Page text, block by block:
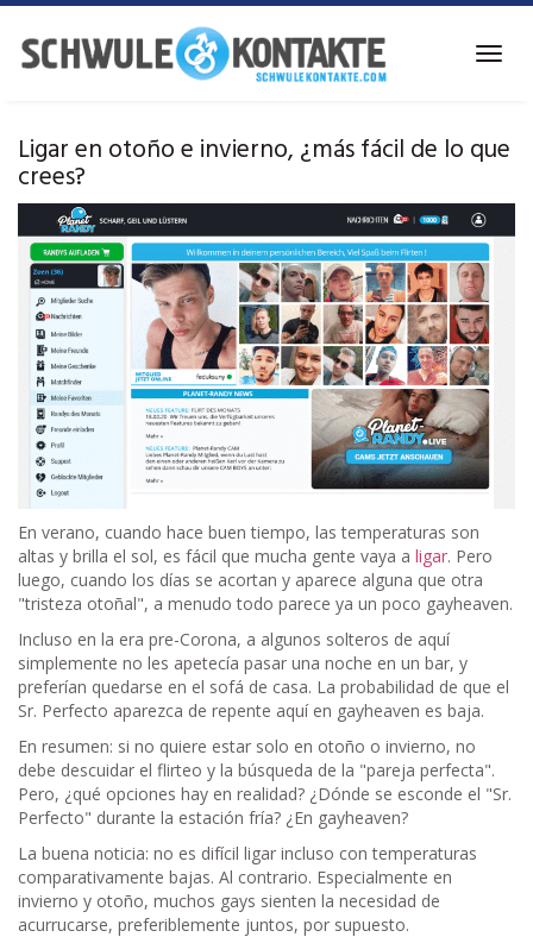
Ir
contenido
Ligar en otoño e invierno, ¿más fácil de lo que
crees?
En verano, cuando hace buen tiempo, las temperaturas son
altas y brilla el sol, es fácil que mucha gente vaya a ligar. Pero
luego, cuando los días se acortan y aparece alguna que otra
"tristeza otoñal", a menudo todo parece ya un poco gayheaven.
Incluso en la era pre-Corona, a algunos solteros de aquí
simplemente no les apetecía pasar una noche en un bar, y
preferían quedarse en el sofá de casa. La probabilidad de que el
Sr. Perfecto aparezca de repente aquí en gayheaven es baja.
En resumen: si no quiere estar solo en otoño o invierno, no
debe descuidar el flirteo y la búsqueda de la "pareja perfecta".
Pero, ¿qué opciones hay en realidad? ¿Dónde se esconde el "Sr.
Perfecto" durante la estación fría? ¿En gayheaven?
La buena noticia: no es difícil ligar incluso con temperaturas
comparativamente bajas. Al contrario. Especialmente en
invierno y otoño, muchos gays sienten la necesidad de
acurrucarse, preferiblemente juntos, por supuesto.